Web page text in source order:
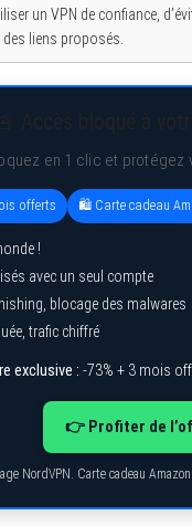
un VPN de confiance,
liens proposés.
en 1 clic et protégez
offerts 🛍️ Carte cadeau
!
avec un seul compte
blocage des malwares
trafic chiffré
exclusive : -73% + 3 mois
👉 Profiter de
NordVPN. Carte cadeau